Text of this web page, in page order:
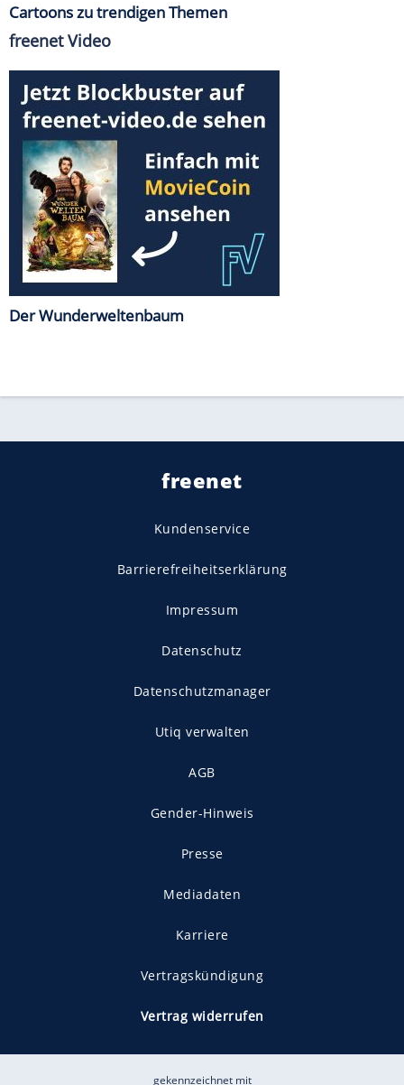
Cartoons zu trendigen Themen
freenet Video
Der Wunderweltenbaum
freenet
Kundenservice
Barrierefreiheitserklärung
Impressum
Datenschutz
Datenschutzmanager
Utiq verwalten
AGB
Gender-Hinweis
Presse
Mediadaten
Karriere
Vertragskündigung
Vertrag widerrufen
gekennzeichnet mit